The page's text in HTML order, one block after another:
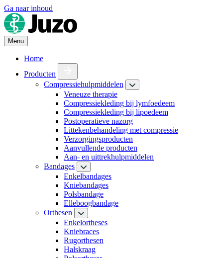
Ga naar inhoud
Menu
Home
Producten
Compressiehulpmiddelen
Veneuze therapie
Compressiekleding bij lymfoedeem
Compressiekleding bij lipoedeem
Postoperatieve nazorg
Littekenbehandeling met compressie
Verzorgingsproducten
Aanvullende producten
Aan- en uittrekhulpmiddelen
Bandages
Enkelbandages
Kniebandages
Polsbandage
Elleboogbandage
Orthesen
Enkelortheses
Kniebraces
Rugorthesen
Halskraag